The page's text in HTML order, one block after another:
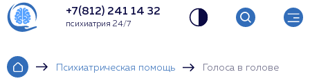
+7(812) 241 14 32
психиатрия 24/7
Психиатрическая помощь Голоса в голове